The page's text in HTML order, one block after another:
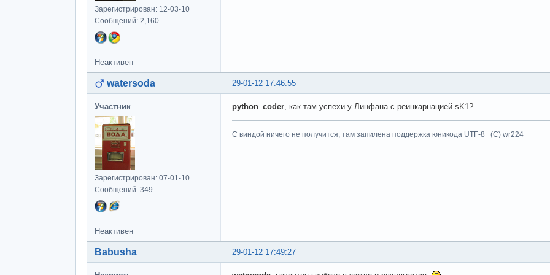
Зарегистрирован: 12-03-10
Сообщений: 2,160
Неактивен
29-01-12 17:46:55
watersoda
Участник
Зарегистрирован: 07-01-10
Сообщений: 349
python_coder , как там успехи у Линфана с реинкарнацией sK1?
С виндой ничего не получится, там запилена поддержка юникода UTF-8 (C) wr224
Неактивен
29-01-12 17:49:27
Babusha